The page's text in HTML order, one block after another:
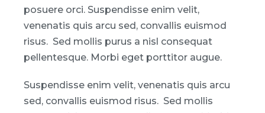
posuere orci. Suspendisse enim velit,
venenatis quis arcu sed, convallis euismod
risus. Sed mollis purus a nisl consequat
pellentesque. Morbi eget porttitor augue.
Suspendisse enim velit, venenatis quis arcu
sed, convallis euismod risus. Sed mollis